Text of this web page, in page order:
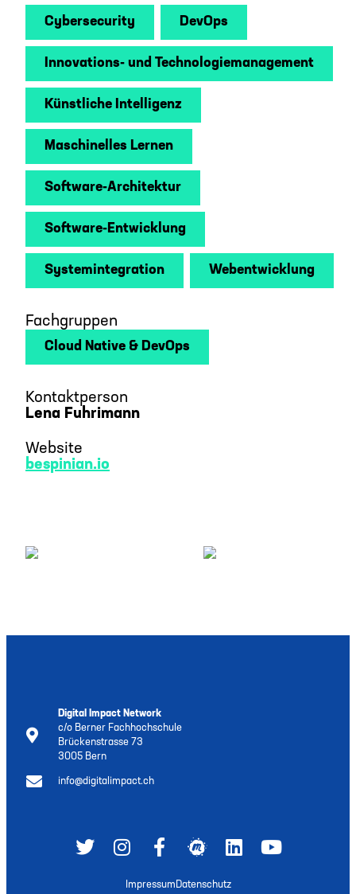
Cybersecurity DevOps
Innovations- und Technologiemanagement
Künstliche Intelligenz
Maschinelles Lernen
Software-Architektur
Software-Entwicklung
Systemintegration Webentwicklung
Fachgruppen
Cloud Native & DevOps
Kontaktperson
Lena Fuhrimann
Website
bespinian.io
Digital Impact Network
c/o Berner Fachhochschule
Brückenstrasse 73
3005 Bern
info@digitalimpact.ch
Impressum Datenschutz